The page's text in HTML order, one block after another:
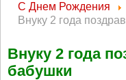
С Днем Рождения
Внуку 2 года
Внуку 2 года
бабушки